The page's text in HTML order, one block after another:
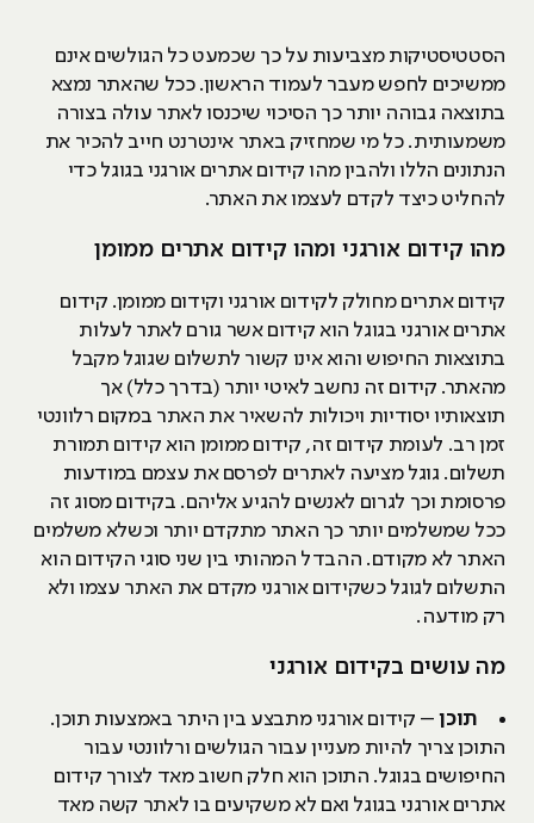
הסטטיסטיקות מצביעות על כך שכמעט כל הגולשים אינם
ממשיכים לחפש מעבר לעמוד הראשון. ככל שהאתר נמצא
בתוצאה גבוהה יותר כך הסיכוי שיכנסו לאתר עולה בצורה
משמעותית. כל מי שמחזיק באתר אינטרנט חייב להכיר את
הנתונים הללו ולהבין מהו קידום אתרים אורגני בגוגל כדי
להחליט כיצד לקדם לעצמו את האתר.
מהו קידום אורגני ומהו קידום אתרים ממומן
קידום אתרים מחולק לקידום אורגני וקידום ממומן. קידום
אתרים אורגני בגוגל הוא קידום אשר גורם לאתר לעלות
בתוצאות החיפוש והוא אינו קשור לתשלום שגוגל מקבל
מהאתר. קידום זה נחשב לאיטי יותר (בדרך כלל) אך
תוצאותיו יסודיות ויכולות להשאיר את האתר במקום רלוונטי
זמן רב. לעומת קידום זה, קידום ממומן הוא קידום תמורת
תשלום. גוגל מציעה לאתרים לפרסם את עצמם במודעות
פרסומת וכך לגרום לאנשים להגיע אליהם. בקידום מסוג זה
ככל שמשלמים יותר כך האתר מתקדם יותר וכשלא משלמים
האתר לא מקודם. ההבדל המהותי בין שני סוגי הקידום הוא
התשלום לגוגל כשקידום אורגני מקדם את האתר עצמו ולא
רק מודעה.
מה עושים בקידום אורגני
תוכן – קידום אורגני מתבצע בין היתר באמצעות תוכן.
התוכן צריך להיות מעניין עבור הגולשים ורלוונטי עבור
החיפושים בגוגל. התוכן הוא חלק חשוב מאד לצורך קידום
אתרים אורגני בגוגל ואם לא משקיעים בו לאתר קשה מאד